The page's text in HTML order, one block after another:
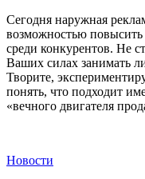
Сегодня наружная
возможностью
среди конкурентов. Не
Ваших силах занимать
Творите,
понять, что подходит
«вечного двигателя
Новости